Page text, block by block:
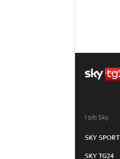
I siti Sky:
SKY SPORT
SKY TG24